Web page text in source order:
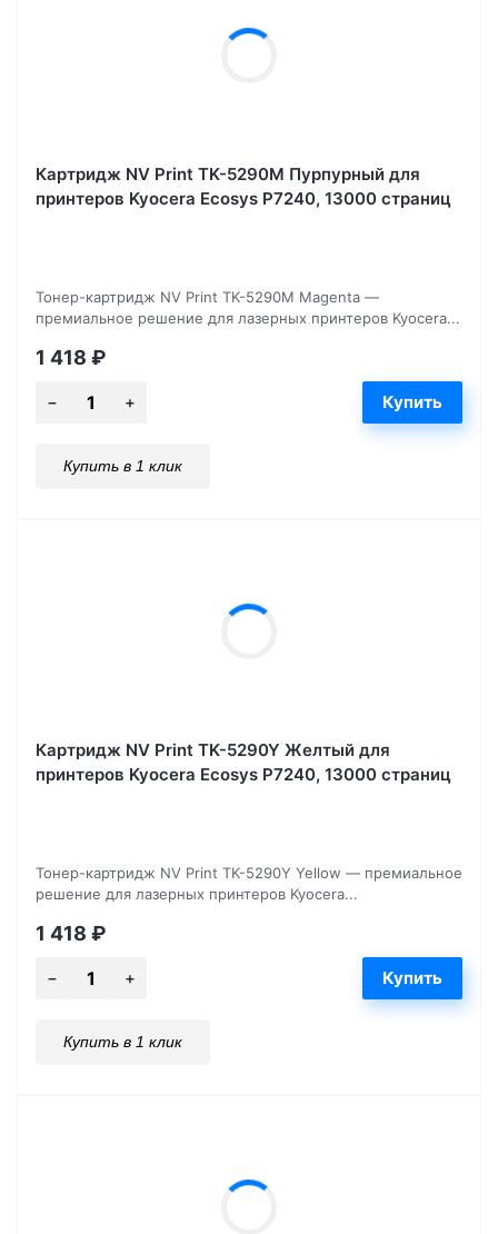
Картридж NV Print TK-5290M Пурпурный для
принтеров Kyocera Ecosys P7240, 13000 страниц
Тонер-картридж NV Print TK-5290M Magenta —
премиальное решение для лазерных принтеров Kyocera...
1 418 ₽
Купить в 1 клик
Картридж NV Print TK-5290Y Желтый для
принтеров Kyocera Ecosys P7240, 13000 страниц
Тонер-картридж NV Print TK-5290Y Yellow — премиальное
решение для лазерных принтеров Kyocera...
1 418 ₽
Купить в 1 клик